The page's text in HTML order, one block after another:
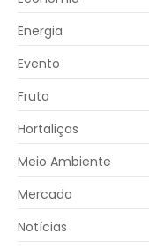
Energia
Evento
Fruta
Hortaliças
Meio Ambiente
Mercado
Notícias